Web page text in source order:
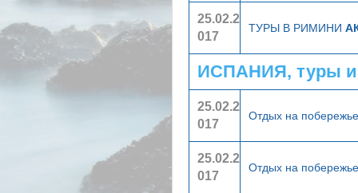
25.02.2
017
ТУРЫ В РИМИНИ
ИСПАНИЯ, туры
25.02.2
017
Отдых на
25.02.2
017
Отдых на